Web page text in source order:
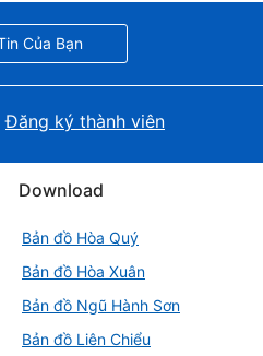
Của Bạn
Đăng ký thành viên
Download
Bản đồ Hòa Quý
Bản đồ Hòa Xuân
Bản đồ Ngũ Hành Sơn
Bản đồ Liên Chiểu